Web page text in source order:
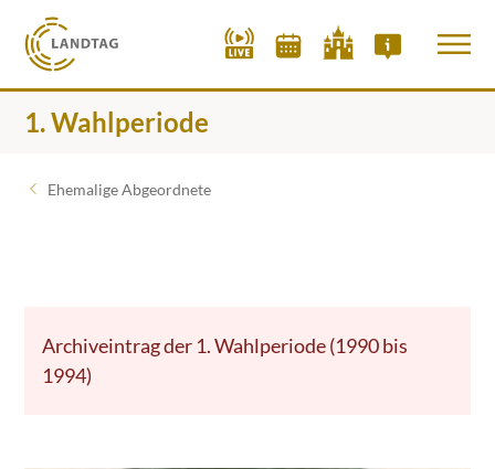
1. Wahlperiode
Ehemalige Abgeordnete
Archiveintrag der 1. Wahlperiode (1990 bis
1994)